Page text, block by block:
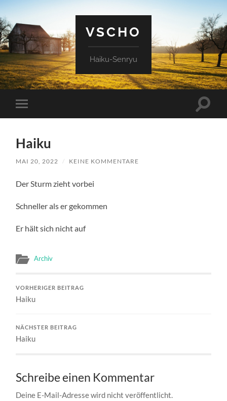
VSCHO
Haiku-Senryu
Mobile-
Menü
Haiku
MAI 20, 2022 / KEINE KOMMENTARE
Der Sturm zieht vorbei
Schneller als er gekommen
Er hält sich nicht auf
Archiv
VORHERIGER BEITRAG
Haiku
NÄCHSTER BEITRAG
Haiku
Schreibe einen Kommentar
Deine E-Mail-Adresse wird nicht veröffentlicht.